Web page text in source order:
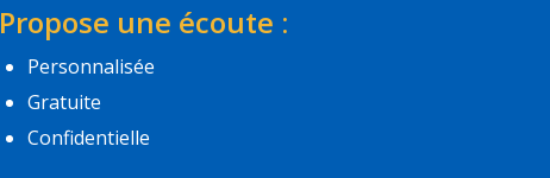
Propose une écoute :
Personnalisée
Gratuite
Confidentielle